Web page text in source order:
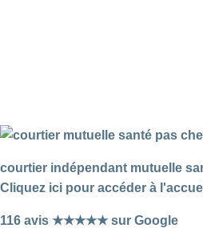
courtier indépendant mutuelle
Cliquez ici pour accéder à
116 avis ★★★★★ sur Google